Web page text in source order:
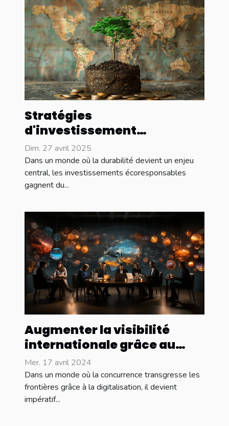
Stratégies
d'investissement
écoresponsables pour un
futur durable Comment les
marchés émergents
s'adaptent
Dim. 27 avril 2025
Dans un monde où la durabilité devient un enjeu
central, les investissements écoresponsables
gagnent du...
Augmenter la visibilité
internationale grâce au
marketing numérique
Mer. 17 avril 2024
Dans un monde où la concurrence transgresse les
frontières grâce à la digitalisation, il devient
impératif...